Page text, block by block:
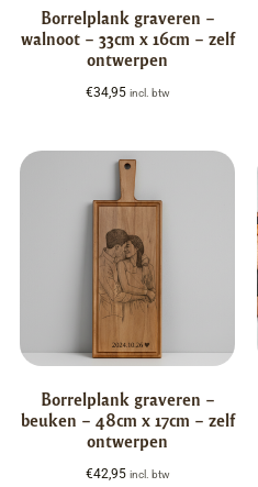
Borrelplank graveren –
walnoot – 33cm x 16cm – zelf
ontwerpen
€34,95 incl. btw
Borrelplank graveren –
beuken – 48cm x 17cm – zelf
ontwerpen
€42,95 incl. btw